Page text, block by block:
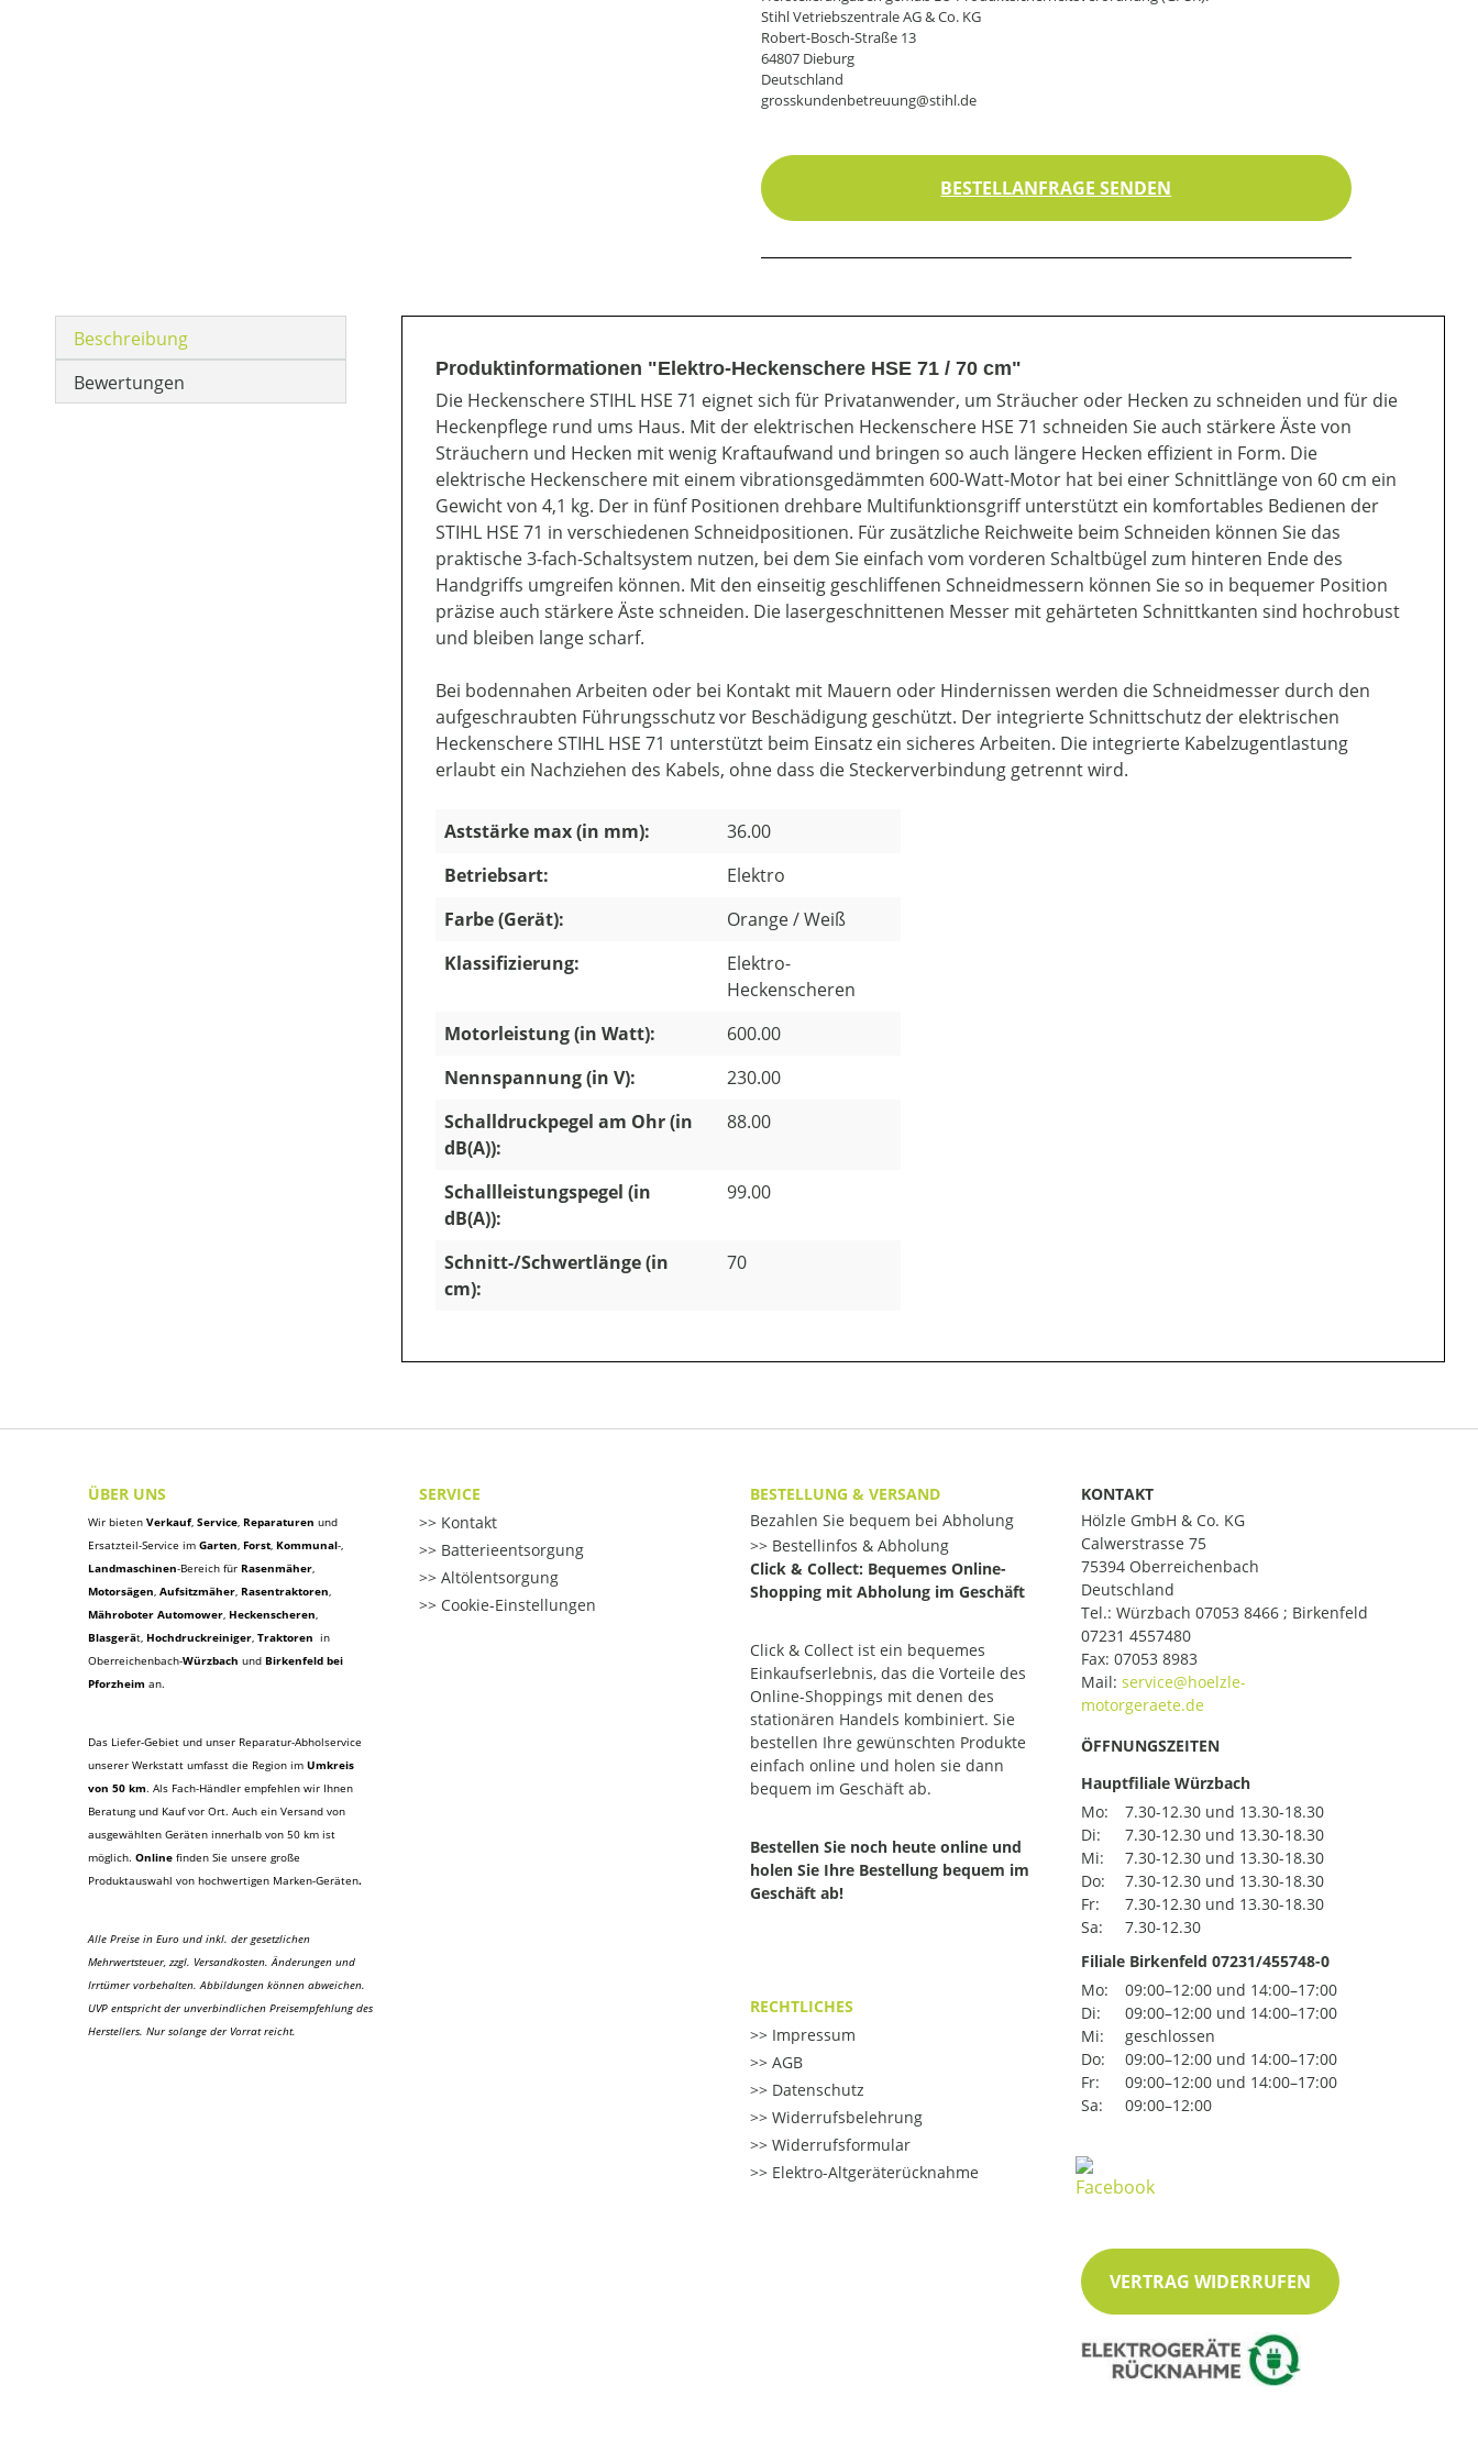
Stihl Vetriebszentrale AG & Co. KG
Robert-Bosch-Straße 13
64807 Dieburg
Deutschland
grosskundenbetreuung@stihl.de
BESTELLANFRAGE SENDEN
Beschreibung
Bewertungen
Produktinformationen "Elektro-Heckenschere HSE 71 / 70 cm"
Die Heckenschere STIHL HSE 71 eignet sich für Privatanwender, um Sträucher oder Hecken zu schneiden und für die
Heckenpflege rund ums Haus. Mit der elektrischen Heckenschere HSE 71 schneiden Sie auch stärkere Äste von
Sträuchern und Hecken mit wenig Kraftaufwand und bringen so auch längere Hecken effizient in Form. Die
elektrische Heckenschere mit einem vibrationsgedämmten 600-Watt-Motor hat bei einer Schnittlänge von 60 cm ein
Gewicht von 4,1 kg. Der in fünf Positionen drehbare Multifunktionsgriff unterstützt ein komfortables Bedienen der
STIHL HSE 71 in verschiedenen Schneidpositionen. Für zusätzliche Reichweite beim Schneiden können Sie das
praktische 3-fach-Schaltsystem nutzen, bei dem Sie einfach vom vorderen Schaltbügel zum hinteren Ende des
Handgriffs umgreifen können. Mit den einseitig geschliffenen Schneidmessern können Sie so in bequemer Position
präzise auch stärkere Äste schneiden. Die lasergeschnittenen Messer mit gehärteten Schnittkanten sind hochrobust
und bleiben lange scharf.
Bei bodennahen Arbeiten oder bei Kontakt mit Mauern oder Hindernissen werden die Schneidmesser durch den
aufgeschraubten Führungsschutz vor Beschädigung geschützt. Der integrierte Schnittschutz der elektrischen
Heckenschere STIHL HSE 71 unterstützt beim Einsatz ein sicheres Arbeiten. Die integrierte Kabelzugentlastung
erlaubt ein Nachziehen des Kabels, ohne dass die Steckerverbindung getrennt wird.
Aststärke max (in mm):
36.00
Betriebsart:
Elektro
Farbe (Gerät):
Orange / Weiß
Klassifizierung:
Elektro-
Heckenscheren
Motorleistung (in Watt):
600.00
Nennspannung (in V):
230.00
Schalldruckpegel am Ohr (in
dB(A)):
88.00
Schallleistungspegel (in
dB(A)):
99.00
Schnitt-/Schwertlänge (in
cm):
70
ÜBER UNS
Wir bieten Verkauf, Service, Reparaturen und
Ersatzteil-Service im Garten, Forst, Kommunal-,
Landmaschinen-Bereich für Rasenmäher,
Motorsägen, Aufsitzmäher, Rasentraktoren,
Mähroboter Automower, Heckenscheren,
Blasgerät, Hochdruckreiniger, Traktoren in
Oberreichenbach-Würzbach und Birkenfeld bei
Pforzheim an.
Das Liefer-Gebiet und unser Reparatur-Abholservice
unserer Werkstatt umfasst die Region im Umkreis
von 50 km. Als Fach-Händler empfehlen wir Ihnen
Beratung und Kauf vor Ort. Auch ein Versand von
ausgewählten Geräten innerhalb von 50 km ist
möglich. Online finden Sie unsere große
Produktauswahl von hochwertigen Marken-Geräten.
Alle Preise in Euro und inkl. der gesetzlichen
Mehrwertsteuer, zzgl. Versandkosten. Änderungen und
Irrtümer vorbehalten. Abbildungen können abweichen.
UVP entspricht der unverbindlichen Preisempfehlung des
Herstellers. Nur solange der Vorrat reicht.
SERVICE
Kontakt
Batterieentsorgung
Altölentsorgung
Cookie-Einstellungen
BESTELLUNG & VERSAND
Bezahlen Sie bequem bei Abholung
Bestellinfos & Abholung
Click & Collect: Bequemes Online-
Shopping mit Abholung im Geschäft
Click & Collect ist ein bequemes
Einkaufserlebnis, das die Vorteile des
Online-Shoppings mit denen des
stationären Handels kombiniert. Sie
bestellen Ihre gewünschten Produkte
einfach online und holen sie dann
bequem im Geschäft ab.
Bestellen Sie noch heute online und
holen Sie Ihre Bestellung bequem im
Geschäft ab!
RECHTLICHES
Impressum
AGB
Datenschutz
Widerrufsbelehrung
Widerrufsformular
Elektro-Altgeräterücknahme
KONTAKT
Hölzle GmbH & Co. KG
Calwerstrasse 75
75394 Oberreichenbach
Deutschland
Tel.: Würzbach 07053 8466 ; Birkenfeld
07231 4557480
Fax: 07053 8983
Mail:
ÖFFNUNGSZEITEN
Hauptfiliale Würzbach
Mo:
7.30-12.30 und 13.30-18.30
Di:
7.30-12.30 und 13.30-18.30
Mi:
7.30-12.30 und 13.30-18.30
Do:
7.30-12.30 und 13.30-18.30
Fr:
7.30-12.30 und 13.30-18.30
Sa:
7.30-12.30
Filiale Birkenfeld 07231/455748-0
Mo:
09:00–12:00 und 14:00–17:00
Di:
09:00–12:00 und 14:00–17:00
Mi:
geschlossen
Do:
09:00–12:00 und 14:00–17:00
Fr:
09:00–12:00 und 14:00–17:00
Sa:
09:00–12:00
VERTRAG WIDERRUFEN